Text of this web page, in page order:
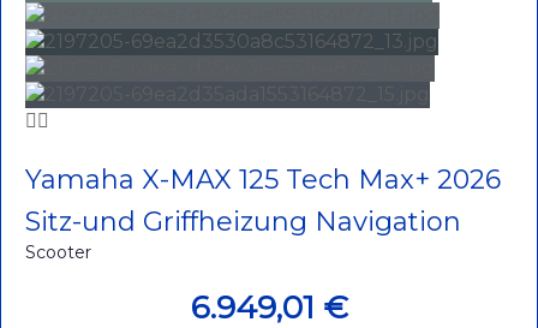
Yamaha X-MAX 125 Tech Max+ 2026
Sitz-und Griffheizung Navigation
Scooter
6.949,01 €